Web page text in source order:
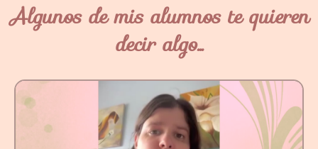
Algunos de mis alumnos te quieren
decir algo...